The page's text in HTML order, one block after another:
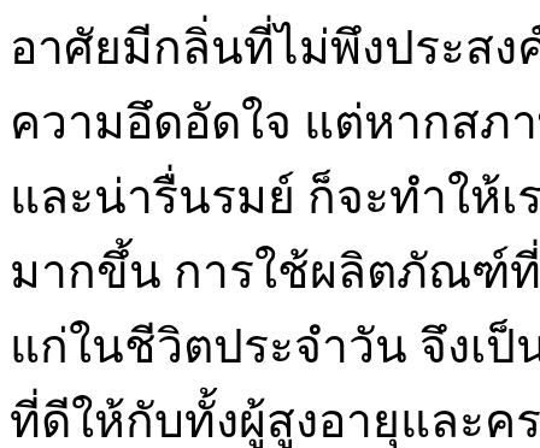
อาศัยมีกลิ่นที่ไม่พึงประสง
ความอึดอัดใจ แต่หากส
และน่ารื่นรมย์ ก็จะทำให้
มากขึ้น การใช้ผลิตภัณฑ์
แก่ในชีวิตประจำวัน จึงเป็
ที่ดีให้กับทั้งผู้สูงอายุและค